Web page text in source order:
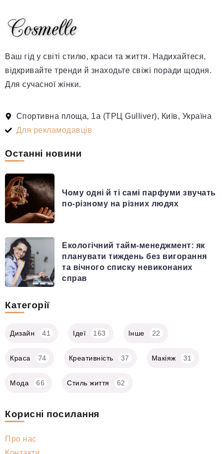
Ваш гід у світі стилю, краси та життя. Надихайтеся,
відкривайте тренди й знаходьте свіжі поради щодня.
Для сучасної жінки.
Спортивна площа, 1а (ТРЦ Gulliver), Київ, Україна
Для рекламодавців
Останні новини
Чому одні й ті самі парфуми звучать
по-різному на різних людях
Екологічний тайм-менеджмент: як
планувати тиждень без вигорання
та вічного списку невиконаних
справ
Категорії
Дизайн 41 Ідеї 163 Інше 22
Краса 74 Креативність 37 Макіяж 31
Мода 66 Стиль життя 62
Корисні посилання
Про нас